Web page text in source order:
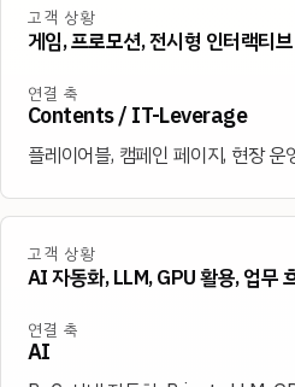
고객 상황
게임, 프로모션, 전시형 인터랙티
연결 축
Contents / IT-Leverage
플레이어블, 캠페인 페이지, 현장 운
고객 상황
AI 자동화, LLM, GPU 활용, 업무
연결 축
AI